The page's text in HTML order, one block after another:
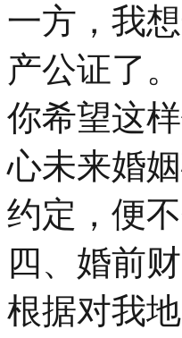
一方，我
产公证了
你希望这
心未来婚
约定，便
四、婚前
根据对我